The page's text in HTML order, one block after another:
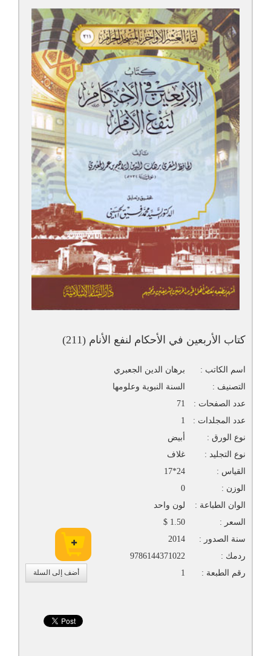
أضف إلى السلة
كتاب الأربعين في الأحكام لنفع الأنام (211)
اسم الكاتب :
برهان الدين الجعبري
التصنيف :
السنة النبوية وعلومها
عدد الصفحات :
71
عدد المجلدات :
1
نوع الورق :
أبيض
نوع التجليد :
غلاف
القياس :
24*17
الوزن :
0
الوان الطباعة :
لون واحد
السعر :
1.50 $
سنة الصدور :
2014
ردمك :
9786144371022
رقم الطبعة :
1